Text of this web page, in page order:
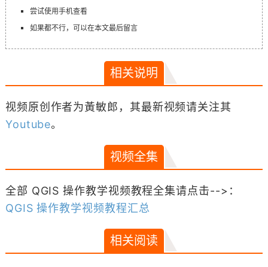
尝试使用手机查看
如果都不行，可以在本文最后留言
相关说明
视频原创作者为黃敏郎，其最新视频请关注其
Youtube。
视频全集
全部 QGIS 操作教学视频教程全集请点击-->：
QGIS 操作教学视频教程汇总
相关阅读